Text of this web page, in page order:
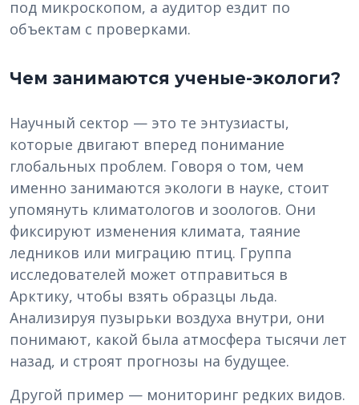
под микроскопом, а аудитор ездит по
объектам с проверками.
Чем занимаются ученые-экологи?
Научный сектор — это те энтузиасты,
которые двигают вперед понимание
глобальных проблем. Говоря о том, чем
именно занимаются экологи в науке, стоит
упомянуть климатологов и зоологов. Они
фиксируют изменения климата, таяние
ледников или миграцию птиц. Группа
исследователей может отправиться в
Арктику, чтобы взять образцы льда.
Анализируя пузырьки воздуха внутри, они
понимают, какой была атмосфера тысячи лет
назад, и строят прогнозы на будущее.
Другой пример — мониторинг редких видов.